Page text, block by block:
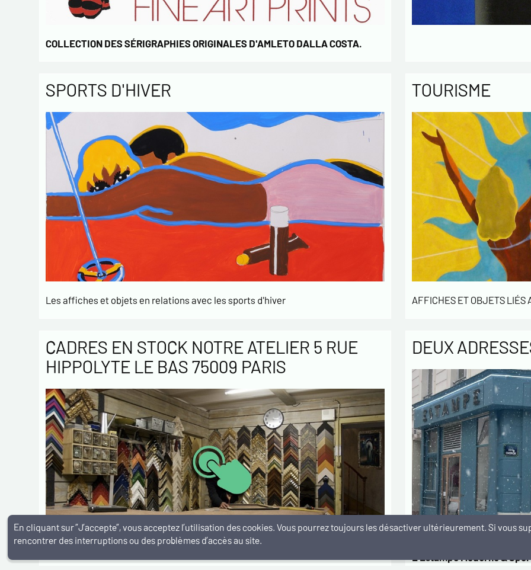
COLLECTION DES SÉRIGRAPHIES ORIGINALES D'AMLETO DALLA COSTA.
SPORTS D'HIVER
Les affiches et objets en relations avec les sports d'hiver
TOURISME
AFFICHES ET OBJETS LIÉS
CADRES EN STOCK NOTRE ATELIER 5 RUE
HIPPOLYTE LE BAS 75009 PARIS
DEUX
En cliquant sur ”J’accepte”, vous acceptez l’utilisation des cookies. Vous pourrez toujours les désactiver ultérieurement. Si vous
rencontrer des interruptions ou des problèmes d’accès au site.